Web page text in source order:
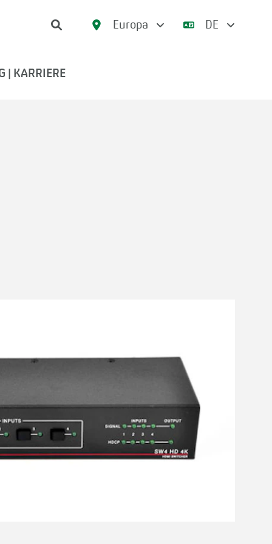
Europa DE
| KARRIERE